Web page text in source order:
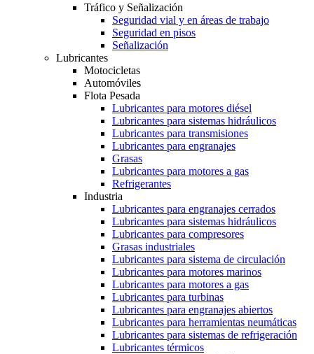
Tráfico y Señalización
Seguridad vial y en áreas de trabajo
Seguridad en pisos
Señalización
Lubricantes
Motocicletas
Automóviles
Flota Pesada
Lubricantes para motores diésel
Lubricantes para sistemas hidráulicos
Lubricantes para transmisiones
Lubricantes para engranajes
Grasas
Lubricantes para motores a gas
Refrigerantes
Industria
Lubricantes para engranajes cerrados
Lubricantes para sistemas hidráulicos
Lubricantes para compresores
Grasas industriales
Lubricantes para sistema de circulación
Lubricantes para motores marinos
Lubricantes para motores a gas
Lubricantes para turbinas
Lubricantes para engranajes abiertos
Lubricantes para herramientas neumáticas
Lubricantes para sistemas de refrigeración
Lubricantes térmicos